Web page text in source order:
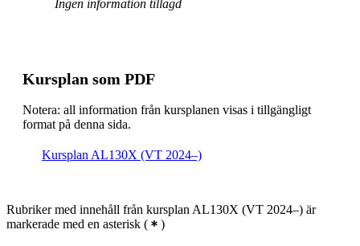
Ingen information tillagd
Kursplan som PDF
Notera: all information från kursplanen visas i tillgängligt
format på denna sida.
Kursplan AL130X (VT 2024–)
Rubriker med innehåll från kursplan AL130X (VT 2024–) är
markerade med en asterisk ( )